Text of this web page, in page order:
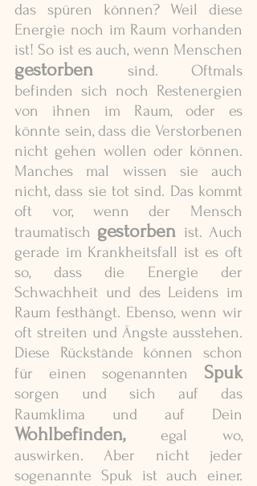
das spüren können? Weil diese
Energie noch im Raum vorhanden
gestorben
sind. Oftmals
befinden sich noch Restenergien
von ihnen im Raum, oder es
könnte sein, dass die Verstorbenen
nicht gehen wollen oder können.
Manches mal wissen sie auch
nicht, dass sie tot sind. Das kommt
oft vor, wenn der Mensch
traumatisch gestorben ist. Auch
gerade im Krankheitsfall ist es oft
so, dass die Energie der
Schwachheit und des Leidens im
Raum festhängt. Ebenso, wenn wir
oft streiten und Ängste ausstehen.
Diese Rückstände können schon
für einen sogenannten Spuk
sorgen und sich auf das
Raumklima und auf Dein
Wohlbefinden, egal wo,
auswirken. Aber nicht jeder
sogenannte Spuk ist auch einer.